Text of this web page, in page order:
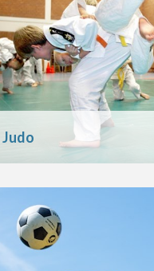
Judo